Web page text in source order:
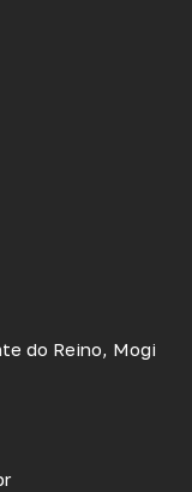
do Reino, Mogi